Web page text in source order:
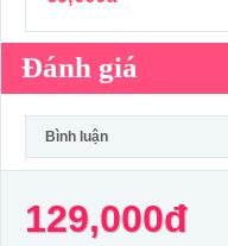
Đánh giá
Bình luận
129,000đ